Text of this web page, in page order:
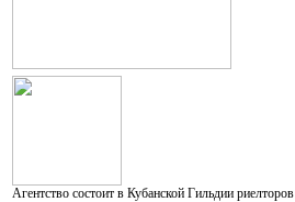
Агентство состоит в Кубанской Гильдии риелторов